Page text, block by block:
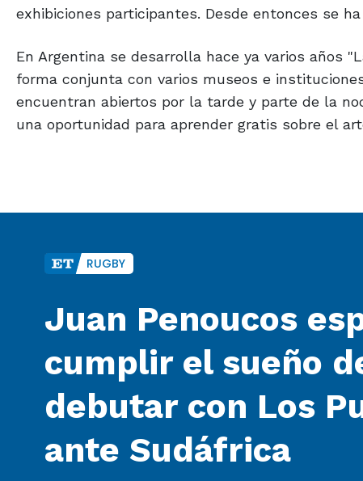
exhibiciones participantes. Desde entonces se
En Argentina se desarrolla hace ya varios años
forma conjunta con varios museos e
encuentran abiertos por la tarde y parte de la
una oportunidad para aprender gratis sobre el
RUGBY
Juan Penoucos
cumplir el sueño
debutar con Los
ante Sudáfrica